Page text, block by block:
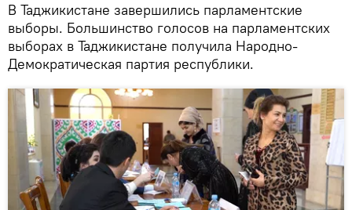
В Таджикистане завершились парламентские
выборы. Большинство голосов на парламентских
выборах в Таджикистане получила Народно-
Демократическая партия республики.